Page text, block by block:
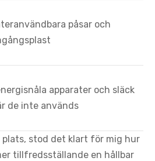
påsar och
apparater och släck
de inte används
plats, stod det klart för mig hur
tillfredsställande en hållbar